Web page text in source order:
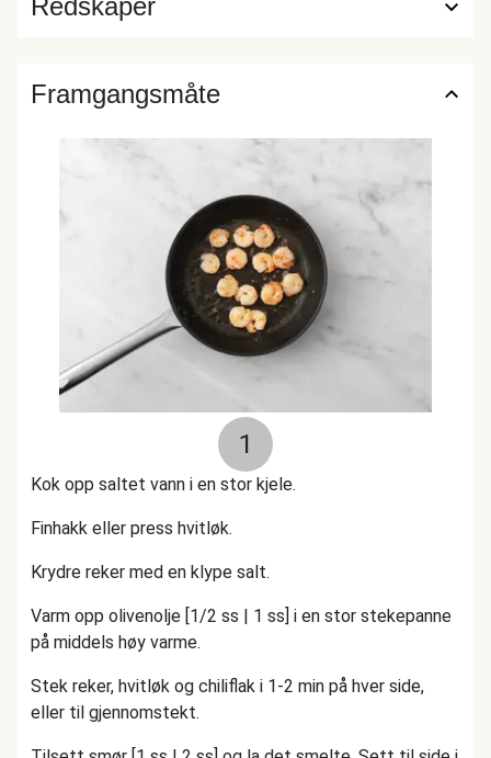
Redskaper
Framgangsmåte
1
Kok opp saltet vann i en stor kjele.
Finhakk eller press hvitløk.
Krydre reker med en klype salt.
Varm opp olivenolje [1/2 ss | 1 ss] i en stor stekepanne
på middels høy varme.
Stek reker, hvitløk og chiliflak i 1-2 min på hver side,
eller til gjennomstekt.